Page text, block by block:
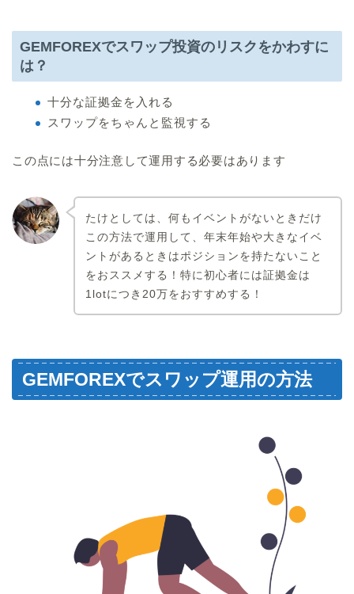
GEMFOREXでスワップ投資のリスクをかわすに
は？
十分な証拠金を入れる
スワップをちゃんと監視する
この点には十分注意して運用する必要はあります
たけとしては、何もイベントがないときだけ
この方法で運用して、年末年始や大きなイベ
ントがあるときはポジションを持たないこと
をおススメする！特に初心者には証拠金は
1lotにつき20万をおすすめする！
GEMFOREXでスワップ運用の方法